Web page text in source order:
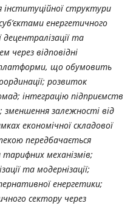
структури
енергетичного
та
через відповідні
платформи, що обумовить
розвиток
інтеграцію підприємств
зменшення залежності від
економічної складової
передбачається
механізмів;
та модернізації;
енергетики;
сектору через